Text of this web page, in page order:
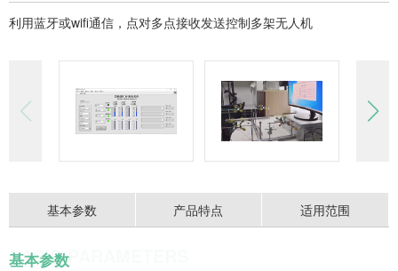
利用蓝牙或wifi通信，点对多点接收发送控制多架无人机
基本参数 产品特点 适用范围
基本参数
BASIC PARAMETERS